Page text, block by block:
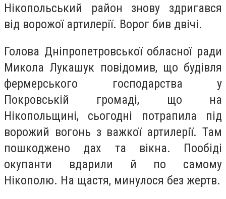
Нікопольський район знову здригався
від ворожої артилерії. Ворог бив двічі.
Голова Дніпропетровської обласної ради
Микола Лукашук повідомив, що будівля
фермерського господарства у
Покровській громаді, що на
Нікопольщині, сьогодні потрапила під
ворожий вогонь з важкої артилерії. Там
пошкоджено дах та вікна. Пообіді
окупанти вдарили й по самому
Нікополю. На щастя, минулося без жертв.